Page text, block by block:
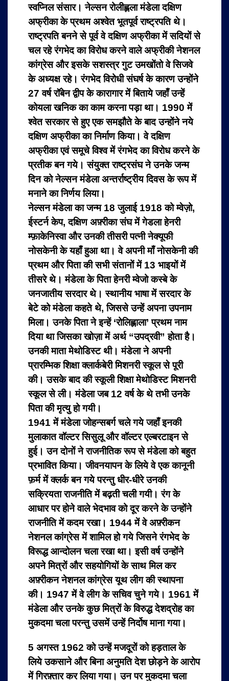
स्वप्निल संसार। नेल्सन रोलीह्लला मंडेला दक्षिण
अफ्रीका के प्रथम अश्वेत भूतपूर्व राष्ट्रपति थे।
राष्ट्रपति बनने से पूर्व वे दक्षिण अफ्रीका में सदियों से
चल रहे रंगभेद का विरोध करने वाले अफ्रीकी नेशनल
कांग्रेस और इसके सशस्त्र गुट उमखोंतो वे सिजवे
के अध्यक्ष रहे। रंगभेद विरोधी संघर्ष के कारण उन्होंने
27 वर्ष रॉबेन द्वीप के कारागार में बिताये जहाँ उन्हें
कोयला खनिक का काम करना पड़ा था। 1990 में
श्वेत सरकार से हुए एक समझौते के बाद उन्होंने नये
दक्षिण अफ्रीका का निर्माण किया। वे दक्षिण
अफ्रीका एवं समूचे विश्व में रंगभेद का विरोध करने के
प्रतीक बन गये। संयुक्त राष्ट्रसंघ ने उनके जन्म
दिन को नेल्सन मंडेला अन्तर्राष्ट्रीय दिवस के रूप में
मनाने का निर्णय लिया।
नेल्सन मंडेला का जन्म 18 जुलाई 1918 को म्वेज़ो,
ईस्टर्न केप, दक्षिण अफ़्रीका संघ में गेडला हेनरी
म्फ़ाकेनिस्वा और उनकी तीसरी पत्नी नेक्यूफी
नोसकेनी के यहाँ हुआ था। वे अपनी माँ नोसकेनी की
प्रथम और पिता की सभी संतानों में 13 भाइयों में
तीसरे थे। मंडेला के पिता हेनरी म्वेजो कस्बे के
जनजातीय सरदार थे। स्थानीय भाषा में सरदार के
बेटे को मंडेला कहते थे, जिससे उन्हें अपना उपनाम
मिला। उनके पिता ने इन्हें ‘रोलिह्लाला’ प्रथम नाम
दिया था जिसका खोज़ा में अर्थ “उपद्रवी” होता है।
उनकी माता मेथोडिस्ट थी। मंडेला ने अपनी
प्रारम्भिक शिक्षा क्लार्कबेरी मिशनरी स्कूल से पूरी
की। उसके बाद की स्कूली शिक्षा मेथोडिस्ट मिशनरी
स्कूल से ली। मंडेला जब 12 वर्ष के थे तभी उनके
पिता की मृत्यु हो गयी।
1941 में मंडेला जोहन्सबर्ग चले गये जहाँ इनकी
मुलाकात वॉल्टर सिसुलू और वॉल्टर एल्बरटाइन से
हुई। उन दोनों ने राजनीतिक रूप से मंडेला को बहुत
प्रभावित किया। जीवनयापन के लिये वे एक कानूनी
फ़र्म में क्लर्क बन गये परन्तु धीर-धीरे उनकी
सक्रियता राजनीति में बढ़ती चली गयी। रंग के
आधार पर होने वाले भेदभाव को दूर करने के उन्होंने
राजनीति में कदम रखा। 1944 में वे अफ़्रीकन
नेशनल कांग्रेस में शामिल हो गये जिसने रंगभेद के
विरूद्ध आन्दोलन चला रखा था। इसी वर्ष उन्होंने
अपने मित्रों और सहयोगियों के साथ मिल कर
अफ़्रीकन नेशनल कांग्रेस यूथ लीग की स्थापना
की। 1947 में वे लीग के सचिव चुने गये। 1961 में
मंडेला और उनके कुछ मित्रों के विरुद्ध देशद्रोह का
मुकदमा चला परन्तु उसमें उन्हें निर्दोष माना गया।
5 अगस्त 1962 को उन्हें मजदूरों को हड़ताल के
लिये उकसाने और बिना अनुमति देश छोड़ने के आरोप
में गिरफ़्तार कर लिया गया। उन पर मुकदमा चला